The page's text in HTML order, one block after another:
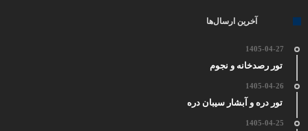
آخرین ارسال‌ها
1405-04-27
تور رصدخانه و نجوم
1405-04-26
تور دره و آبشار سیبان دره
1405-04-25